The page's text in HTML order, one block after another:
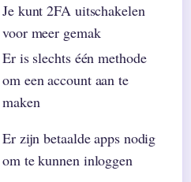
Je kunt 2FA uitschakelen
voor meer gemak
Er is slechts één methode
om een account aan te
maken
Er zijn betaalde apps nodig
om te kunnen inloggen